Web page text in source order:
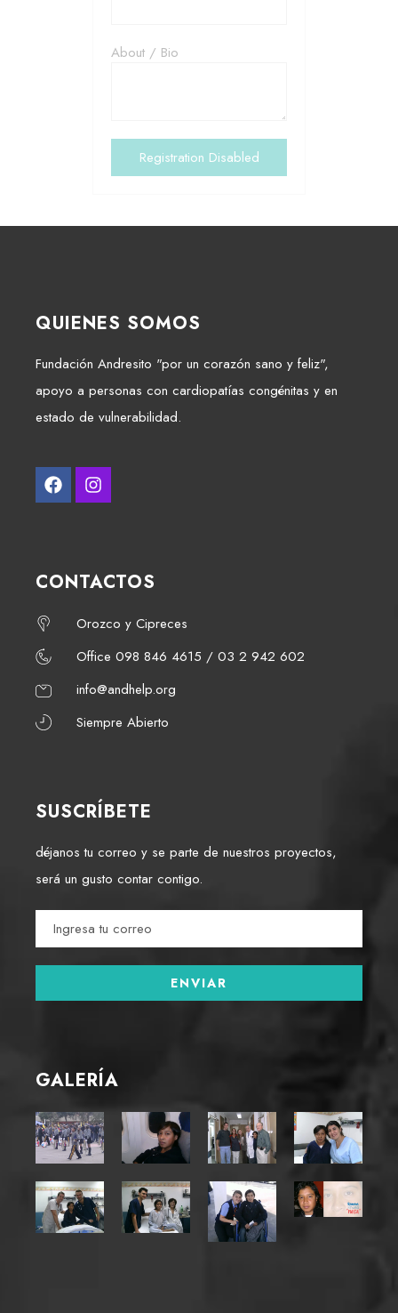
About / Bio
QUIENES SOMOS
Fundación Andresito "por un corazón sano y feliz",
apoyo a personas con cardiopatías congénitas y en
estado de vulnerabilidad.
CONTACTOS
Orozco y Cipreces
Office 098 846 4615 / 03 2 942 602
info@andhelp.org
Siempre Abierto
SUSCRÍBETE
déjanos tu correo y se parte de nuestros proyectos,
será un gusto contar contigo.
GALERÍA